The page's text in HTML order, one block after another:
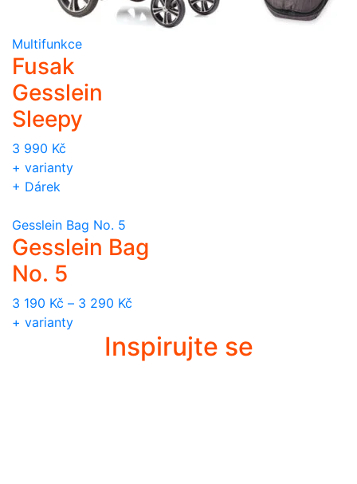
Multifunkce
Fusak
Gesslein
Sleepy
3 990 Kč
+ varianty
+ Dárek
Gesslein Bag No. 5
Gesslein Bag
No. 5
3 190 Kč – 3 290 Kč
+ varianty
Inspirujte se